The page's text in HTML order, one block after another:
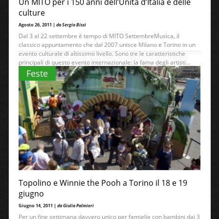
culture
Agosto 26, 2011 | da Sergio Bissi
Dal 3 al 22 settembre è tempo di MITO SettembreMusica, il
classico appuntamento che dal 2007 unisce Milano e Torino in un
evento culturale di altissimo livello. Sono tre le caratteristiche
principali di questo evento internazionale: la fama degli artisti...
Leggi→
Feste
Topolino e Winnie the Pooh a Torino il 18 e 19
giugno
Giugno 14, 2011 | da Giulia Palmieri
Per un fine settimana davvero unico per famiglie con bambini dai 3